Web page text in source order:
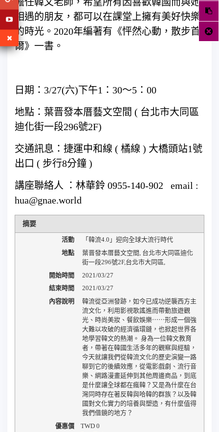
相遇的朋友，都可以在課堂上擁有美好快樂
的時光。2020年編著有《怦然心動，散步首
爾》一書。
日期：3/27(六)下午1：30～5：00
地點：葉晋發本厝藝文空間 ( 台北市大同區
迪化街一段296號2F)
交通訊息：捷運中和線 ( 橘線 ) 大橋頭站1號
出口 ( 步行8分鐘 )
講座聯絡人 ：林華鈴 0955-140-902 email :
hua@gnae.world
摘要
活動
「韓流4.0」迎向全球大流行時代
地點
葉晋發本厝藝文空間 台北市大同區迪化
街一段296號2F, 台北市大同區
開始時間
2021/03/27
結束時間
2021/03/27
內容說明
韓流從亞洲發跡，如今已成功逆襲西方主
流文化，利用影視歌謠進而帶動旅遊觀
光、時尚美妝、餐飲娛樂⋯⋯形成一個強
大難以攻破的經濟循環鏈，也掀起世界各
地學習韓文的熱潮。 身為一位韓文教育
者，帶著在韓國生活多年的觀察與經驗，
今天就讓我們從韓流文化的歷史演變一路
聊到它的後續效應，從電影戲劇、流行音
樂、網路漫畫延伸到其他周邊商品，到底
是什麼讓全球都在瘋韓？又是為什麼在台
灣同時存在著反韓與哈韓的群族？以及韓
國對文化實力的培養與塑造，有什麼值得
我們借鏡的地方？
優惠價
TWD0